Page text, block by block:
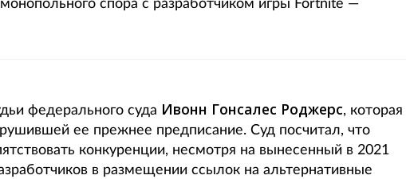
спора с разработчиком игры Fortnite —
федерального суда Ивонн Гонсалес Роджерс, которая
ее прежнее предписание. Суд посчитал, что
конкуренции, несмотря на вынесенный в 2021
в размещении ссылок на альтернативные